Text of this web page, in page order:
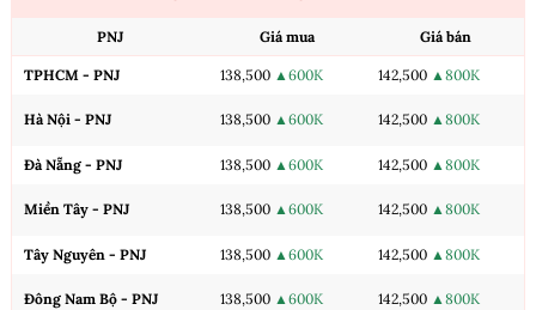
PNJ Giá mua Giá bán
TPHCM - PNJ 138,500 ▲600K 142,500 ▲800K
Hà Nội - PNJ 138,500 ▲600K 142,500 ▲800K
Đà Nẵng - PNJ 138,500 ▲600K 142,500 ▲800K
Miền Tây - PNJ 138,500 ▲600K 142,500 ▲800K
Tây Nguyên - PNJ 138,500 ▲600K 142,500 ▲800K
Đông Nam Bộ - PNJ 138,500 ▲600K 142,500 ▲800K